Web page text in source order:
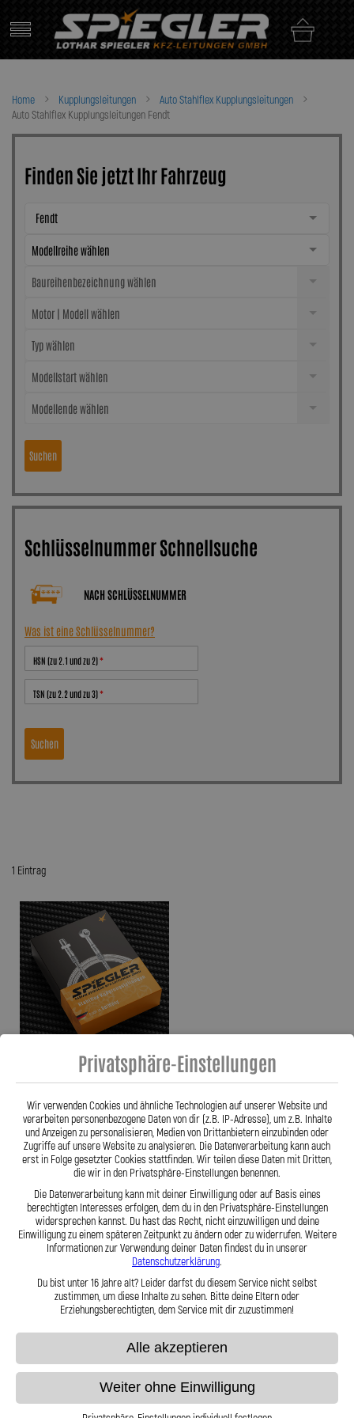
content
Home Kupplungsleitungen
Auto Stahlflex Kupplungsleitungen
Auto Stahlflex Kupplungsleitungen Fendt
Finden Sie jetzt Ihr Fahrzeug
Fendt
Modellreihe wählen
Baureihenbezeichnung wählen
Motor | Modell wählen
Typ wählen
Modellstart wählen
Modellende wählen
Suchen
Schlüsselnummer Schnellsuche
NACH SCHLÜSSELNUMMER
Was ist eine Schlüsselnummer?
HSN (zu 2.1 und zu 2)
TSN (zu 2.2 und zu 3)
Suchen
1 Eintrag
Stahlflex Kupplungsleitung für: Fendt
59,95 €
Anzeigen
Privatsphäre-Einstellungen
Wir verwenden Cookies und ähnliche Technologien auf unserer Website und
verarbeiten personenbezogene Daten von dir (z.B. IP-Adresse), um z.B. Inhalte
und Anzeigen zu personalisieren, Medien von Drittanbietern einzubinden oder
Zugriffe auf unsere Website zu analysieren. Die Datenverarbeitung kann auch
erst in Folge gesetzter Cookies stattfinden. Wir teilen diese Daten mit Dritten,
die wir in den Privatsphäre-Einstellungen benennen.
Die Datenverarbeitung kann mit deiner Einwilligung oder auf Basis eines
berechtigten Interesses erfolgen, dem du in den Privatsphäre-Einstellungen
widersprechen kannst. Du hast das Recht, nicht einzuwilligen und deine
Einwilligung zu einem späteren Zeitpunkt zu ändern oder zu widerrufen. Weitere
Informationen zur Verwendung deiner Daten findest du in unserer
Datenschutzerklärung.
Du bist unter 16 Jahre alt? Leider darfst du diesem Service nicht selbst
zustimmen, um diese Inhalte zu sehen. Bitte deine Eltern oder
Erziehungsberechtigten, dem Service mit dir zuzustimmen!
Alle akzeptieren
Weiter ohne Einwilligung